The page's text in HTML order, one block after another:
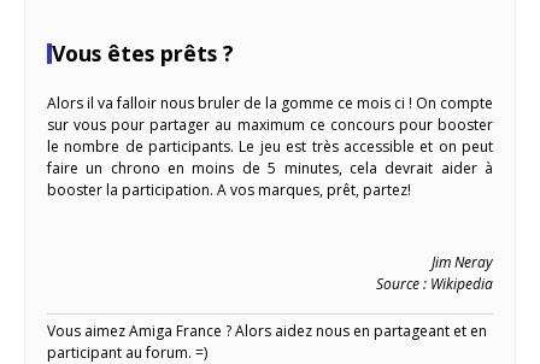
Vous êtes prêts ?
Alors il va falloir nous bruler de la gomme ce mois ci ! On compte
sur vous pour partager au maximum ce concours pour booster
le nombre de participants. Le jeu est très accessible et on peut
faire un chrono en moins de 5 minutes, cela devrait aider à
booster la participation. A vos marques, prêt, partez!
Jim Neray
Source : Wikipedia
Vous aimez Amiga France ? Alors aidez nous en partageant et en
participant au forum. =)